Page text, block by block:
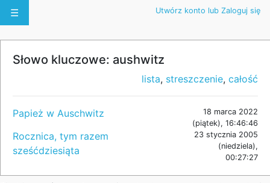
☰ Utwórz konto lub Zaloguj się
Słowo kluczowe: aushwitz
lista, streszczenie, całość
Papież w Auschwitz
18 marca 2022
(piątek), 16:46:46
Rocznica, tym razem
sześćdziesiąta
23 stycznia 2005
(niedziela),
00:27:27